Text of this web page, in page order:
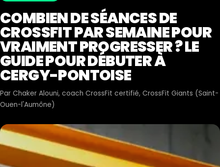
COMBIEN DE SÉANCES DE
CROSSFIT PAR SEMAINE POUR
VRAIMENT PROGRESSER ? LE
GUIDE POUR DÉBUTER À
CERGY-PONTOISE
Par Chaker Alouni, coach CrossFit certifié, CrossFit Giants (Saint-
Ouen-l'Aumône)